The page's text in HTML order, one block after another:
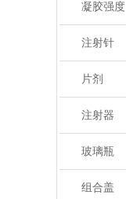
凝胶强度
注射针
片剂
注射器
玻璃瓶
组合盖